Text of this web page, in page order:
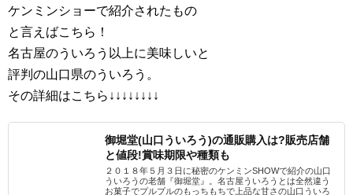
ケンミンショーで紹介されたもの
と言えばこちら！
名古屋のういろう以上に美味しいと
評判の山口県のういろう。
その詳細はこちら↓↓↓↓↓↓↓↓
御堀堂(山口ういろう)の通販購入は?販売店舗
と値段!賞味期限や種類も
２０１８年５月３日に秘密のケンミンSHOWで紹介の山口
ういろうの老舗『御堀堂』。名古屋ういろうとは全然違う
お菓子でプルプルのもっちもちで上品な甘さの山口ういろ